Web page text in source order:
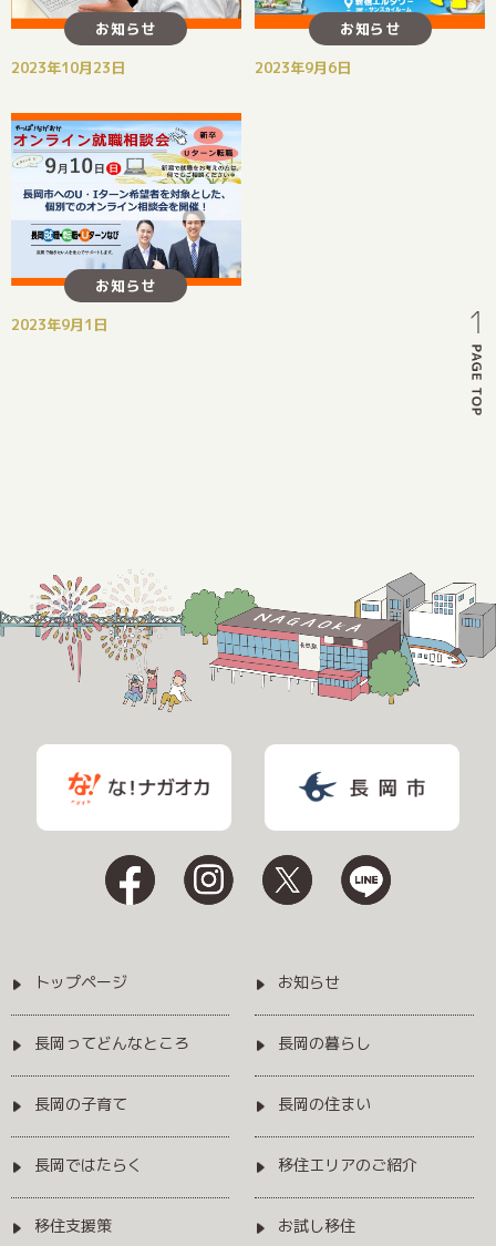
お知らせ
2023年10月23日
お知らせ
2023年9月6日
お知らせ
2023年9月1日
トップページ
長岡ってどんなところ
長岡の子育て
長岡ではたらく
移住支援策
お知らせ
長岡の暮らし
長岡の住まい
移住エリアのご紹介
お試し移住